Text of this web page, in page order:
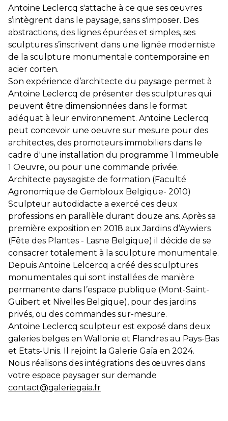
Antoine Leclercq s'attache à ce que ses œuvres
s’intègrent dans le paysage, sans s'imposer. Des
abstractions, des lignes épurées et simples, ses
sculptures s’inscrivent dans une lignée moderniste
de la sculpture monumentale contemporaine en
acier corten.
Son expérience d’architecte du paysage permet à
Antoine Leclercq de présenter des sculptures qui
peuvent être dimensionnées dans le format
adéquat à leur environnement. Antoine Leclercq
peut concevoir une oeuvre sur mesure pour des
architectes, des promoteurs immobiliers dans le
cadre d'une installation du programme 1 Immeuble
1 Oeuvre, ou pour une commande privée.
Architecte paysagiste de formation (Faculté
Agronomique de Gembloux Belgique- 2010)
Sculpteur autodidacte a exercé ces deux
professions en parallèle durant douze ans. Après sa
première exposition en 2018 aux Jardins d’Aywiers
(Fête des Plantes - Lasne Belgique) il décide de se
consacrer totalement à la sculpture monumentale.
Depuis Antoine Lelcercq a créé des sculptures
monumentales qui sont installées de manière
permanente dans l’espace publique (Mont-Saint-
Guibert et Nivelles Belgique), pour des jardins
privés, ou des commandes sur-mesure.
Antoine Leclercq sculpteur est exposé dans deux
galeries belges en Wallonie et Flandres au Pays-Bas
et Etats-Unis. Il rejoint la Galerie Gaïa en 2024.
Nous réalisons des intégrations des œuvres dans
votre espace paysager sur demande
contact@galeriegaia.fr